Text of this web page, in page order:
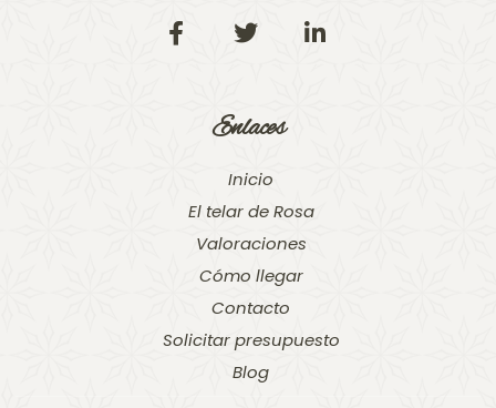
Enlaces
Inicio
El telar de Rosa
Valoraciones
Cómo llegar
Contacto
Solicitar presupuesto
Blog